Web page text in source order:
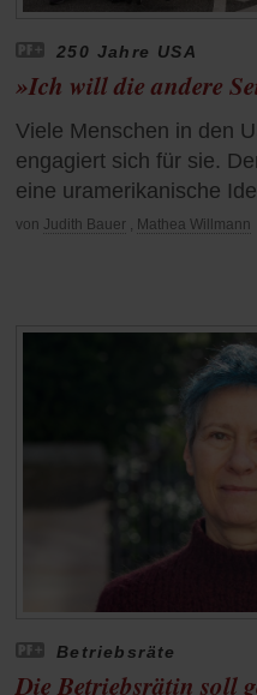
250 Jahre USA
»Ich will die andere
Viele Menschen in den
engagiert sich für sie.
eine uramerikanische
von Judith Bauer , Mathea Willmann
Betriebsräte
Die Betriebsrätin soll